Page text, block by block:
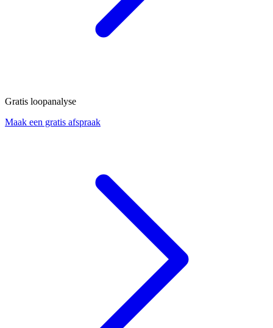
Gratis loopanalyse
Maak een gratis afspraak